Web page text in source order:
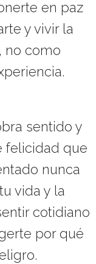
en paz
y vivir la
no como
sentido y
felicidad que
nunca
vida y la
cotidiano
por qué